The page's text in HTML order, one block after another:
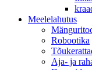
Meelelahutus
Robootika
Aja- ja